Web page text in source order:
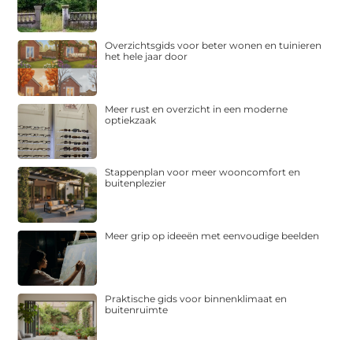
Overzichtsgids voor beter wonen en tuinieren
het hele jaar door
Meer rust en overzicht in een moderne
optiekzaak
Stappenplan voor meer wooncomfort en
buitenplezier
Meer grip op ideeën met eenvoudige beelden
Praktische gids voor binnenklimaat en
buitenruimte